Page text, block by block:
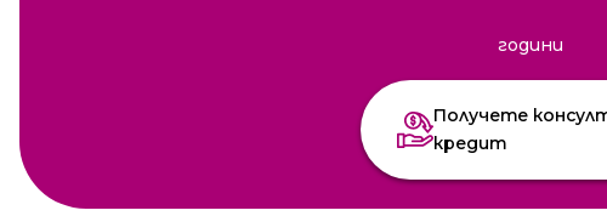
години
Получете
кредит